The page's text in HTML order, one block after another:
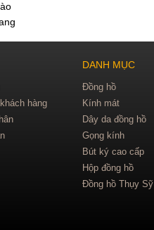
hàng
DANH MỤC
Đồng hồ
Kính mát
Dây da đồng hồ
Gọng kính
Bút ký cao cấp
Hộp đồng hồ
Đồng hồ Thụy Sỹ